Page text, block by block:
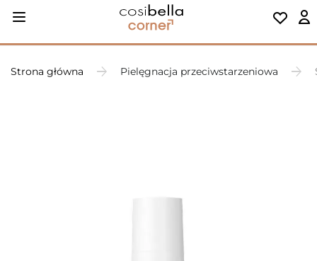
Strona główna Pielęgnacja przeciwstarzeniowa